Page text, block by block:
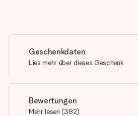
Geschenkdaten
Lies mehr über dieses Geschenk
Bewertungen
Mehr lesen (382)